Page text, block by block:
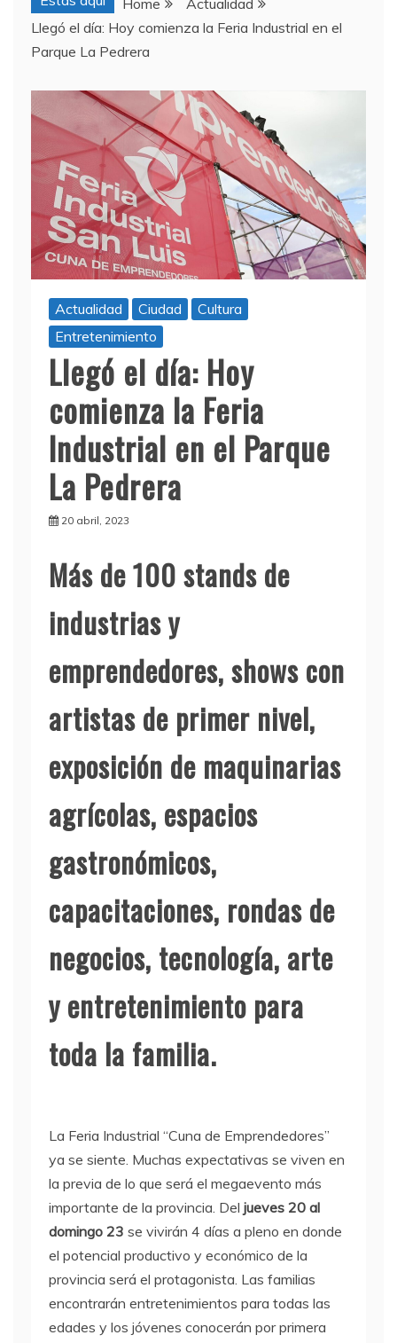
Home
Actualidad
Llegó el día: Hoy comienza la Feria Industrial en el
Parque La Pedrera
Actualidad Ciudad
Cultura
Entretenimiento
Llegó el día: Hoy
comienza la Feria
Industrial en el Parque
La Pedrera
20 abril, 2023
Más de 100 stands de
industrias y
emprendedores, shows con
artistas de primer nivel,
exposición de maquinarias
agrícolas, espacios
gastronómicos,
capacitaciones, rondas de
negocios, tecnología, arte
y entretenimiento para
toda la familia.
La Feria Industrial “Cuna de Emprendedores”
ya se siente. Muchas expectativas se viven en
la previa de lo que será el megaevento más
importante de la provincia. Del jueves 20 al
domingo 23 se vivirán 4 días a pleno en donde
el potencial productivo y económico de la
provincia será el protagonista. Las familias
encontrarán entretenimientos para todas las
edades y los jóvenes conocerán por primera